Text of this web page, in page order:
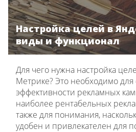
Настройка целей в
виды и функционал
Для чего нужна настройка
Метрике? Это необходимо для
эффективности рекламных
наиболее рентабельных
также для понимания,
удобен и привлекателен для